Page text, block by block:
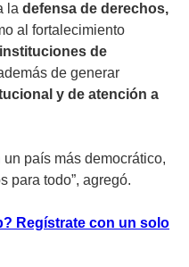
la defensa de derechos,
al fortalecimiento
instituciones de
de generar
y de atención a
país más democrático,
para todo”, agregó.
Regístrate con un solo